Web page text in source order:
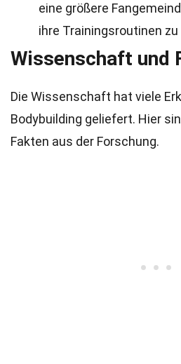
eine größere
ihre Trainingsroutinen zu
Wissenschaft und
Die Wissenschaft hat viele
Bodybuilding geliefert. Hier
Fakten aus der Forschung.